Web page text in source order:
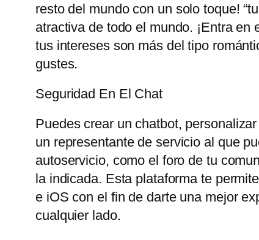
resto del mundo con un solo toque!
atractiva de todo el mundo. ¡Entra
tus intereses son más del tipo
gustes.
Seguridad En El Chat
Puedes crear un chatbot,
un representante de servicio al que
autoservicio, como el foro de tu
la indicada. Esta plataforma te
e iOS con el fin de darte una mejor
cualquier lado.